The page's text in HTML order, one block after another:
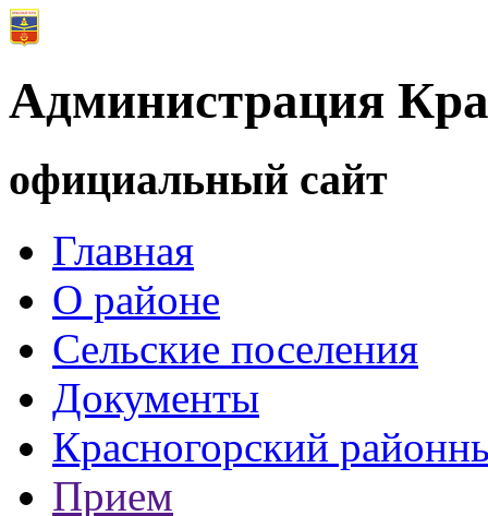
Администрация
официальный сайт
Главная
О районе
Сельские поселения
Документы
Красногорский
Прием